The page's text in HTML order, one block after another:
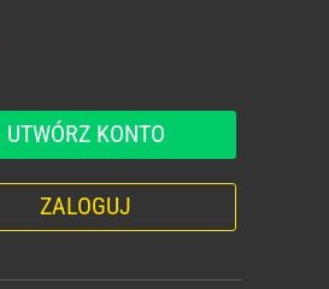
UTWÓRZ KONTO
ZALOGUJ